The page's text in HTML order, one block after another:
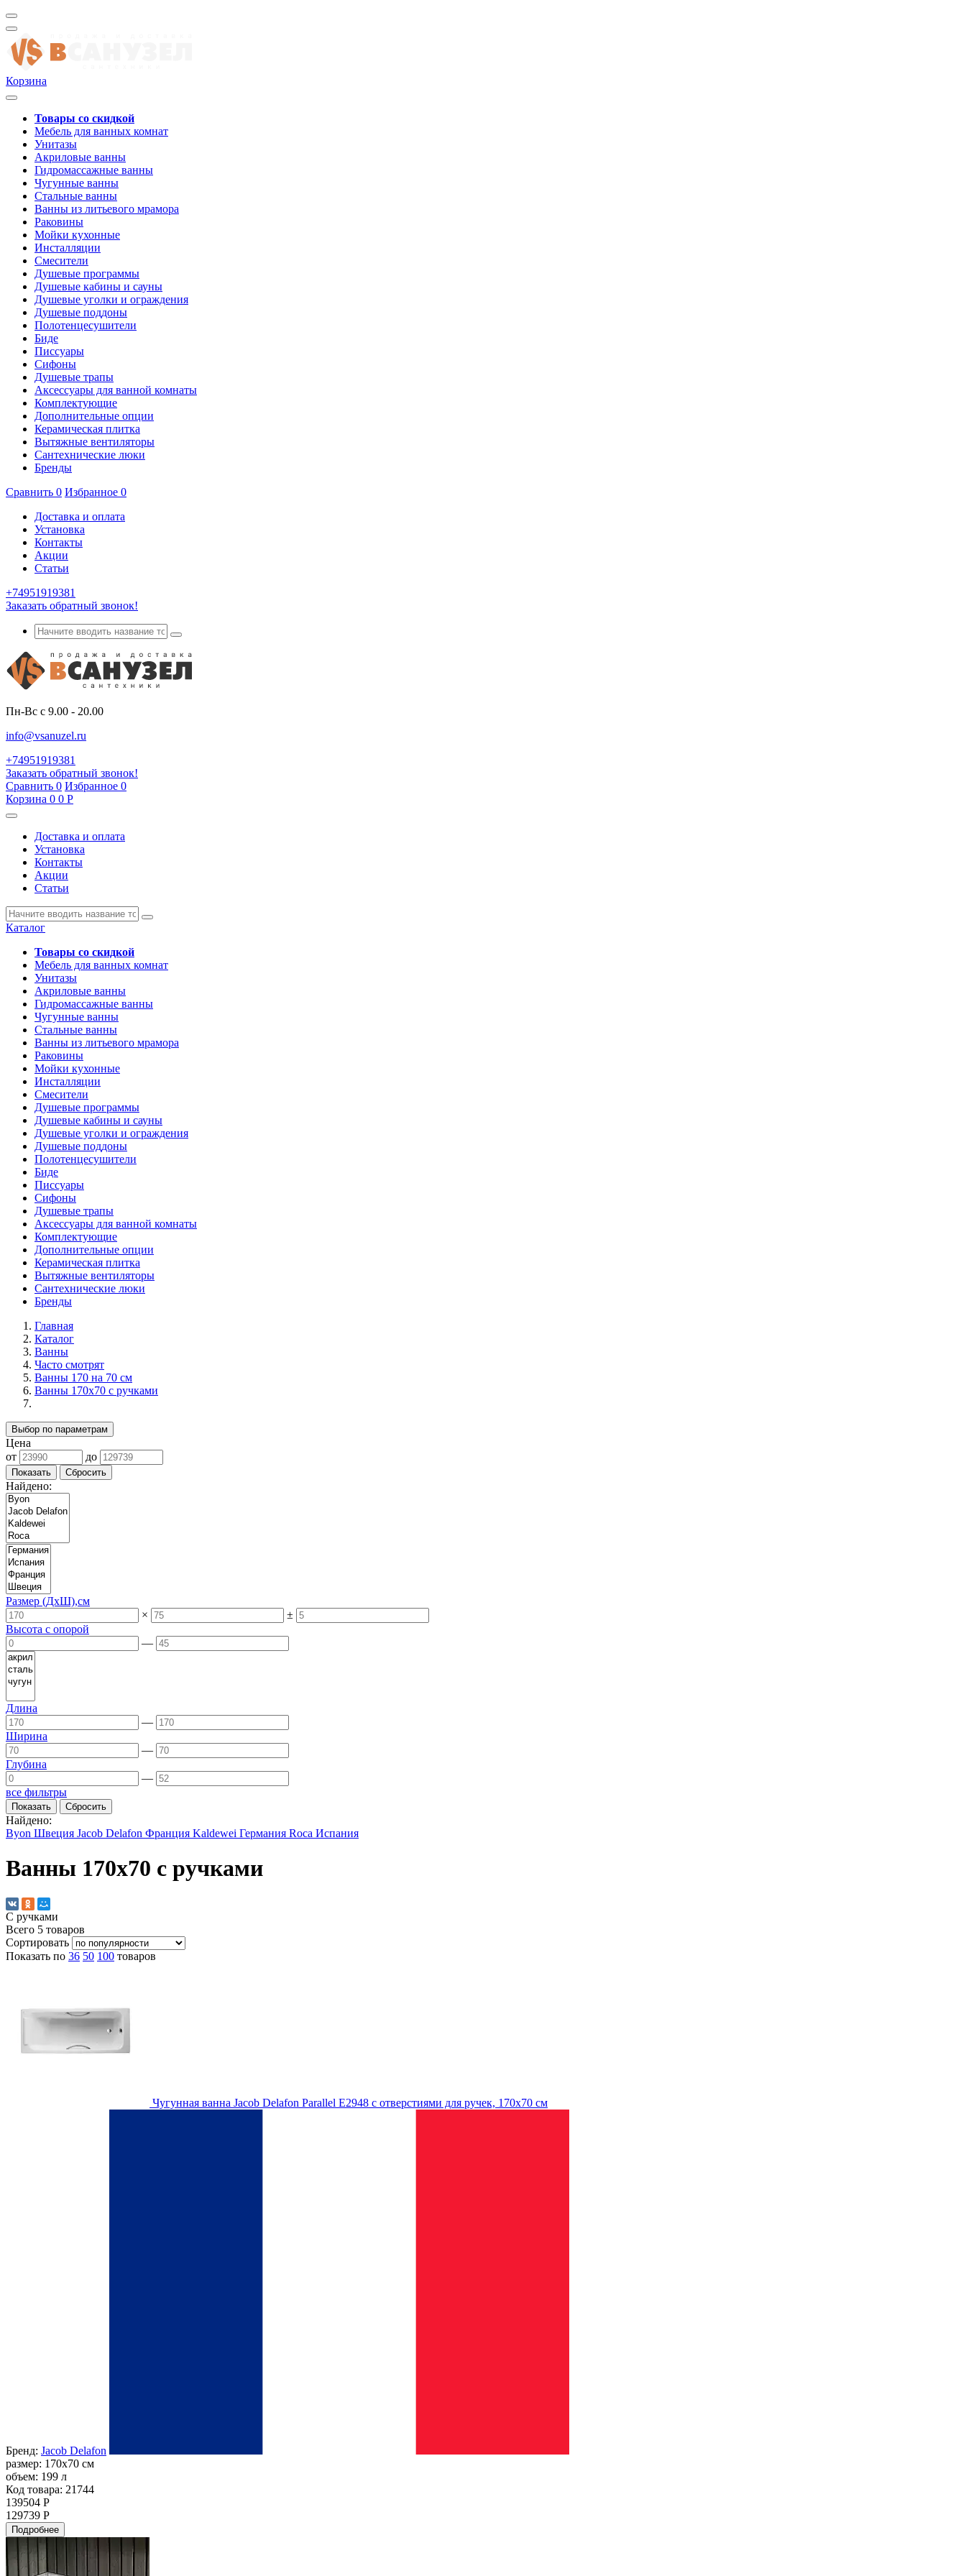
Корзина
Товары со скидкой
Мебель для ванных комнат
Унитазы
Акриловые ванны
Гидромассажные ванны
Чугунные ванны
Стальные ванны
Ванны из литьевого мрамора
Раковины
Мойки кухонные
Инсталляции
Смесители
Душевые программы
Душевые кабины и сауны
Душевые уголки и ограждения
Душевые поддоны
Полотенцесушители
Биде
Писсуары
Сифоны
Душевые трапы
Аксессуары для ванной комнаты
Комплектующие
Дополнительные опции
Керамическая плитка
Вытяжные вентиляторы
Сантехнические люки
Бренды
Сравнить 0 Избранное 0
Доставка и оплата
Установка
Контакты
Акции
Статьи
+74951919381
Заказать обратный звонок!
Пн-Вс с 9.00 - 20.00
info@vsanuzel.ru
+74951919381
Заказать обратный звонок!
Сравнить 0 Избранное 0
Корзина 0 0 Р
Доставка и оплата
Установка
Контакты
Акции
Статьи
Каталог
Товары со скидкой
Мебель для ванных комнат
Унитазы
Акриловые ванны
Гидромассажные ванны
Чугунные ванны
Стальные ванны
Ванны из литьевого мрамора
Раковины
Мойки кухонные
Инсталляции
Смесители
Душевые программы
Душевые кабины и сауны
Душевые уголки и ограждения
Душевые поддоны
Полотенцесушители
Биде
Писсуары
Сифоны
Душевые трапы
Аксессуары для ванной комнаты
Комплектующие
Дополнительные опции
Керамическая плитка
Вытяжные вентиляторы
Сантехнические люки
Бренды
Главная
Каталог
Ванны
Часто смотрят
Ванны 170 на 70 см
Ванны 170х70 с ручками
Выбор по параметрам
Цена
от
до
Найдено:
Размер (ДхШ),см
×
±
Высота с опорой
—
Длина
—
Ширина
—
Глубина
—
все фильтры
Найдено:
Byon Швеция Jacob Delafon Франция Kaldewei Германия Roca Испания
Ванны 170х70 с ручками
С ручками
Всего 5 товаров
Сортировать
Показать по 36 50 100 товаров
Чугунная ванна Jacob Delafon Parallel E2948 с отверстиями для ручек, 170х70 см
Бренд: Jacob Delafon
размер: 170x70 см
объем: 199 л
Код товара: 21744
139504 Р
129739 Р
Подробнее